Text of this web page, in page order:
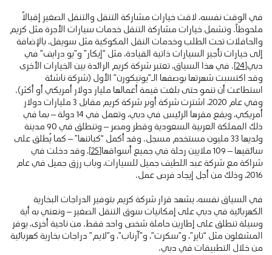
في الوقت نفسه، لاقت خيارات مشاركة التنقل والتنقل الصغير إقبالاً
ملحوظاً. وتشمل خيارات مشاركة التنقل خدمات سيارات الأجرة مثل كريم
والحافلات تحت الطلب وخدمات النقل المكوكية مثل سويفل، بالإضافة
إلى خيارات تأجير السيارات ذاتية القيادة، مثل “إيكار” و”يو درايف” في
دبي[24]
. في هذا السياق، تعتبر شركة كريم الرائدة بين الخيارات الأخرى
وقد اكتسبت شهرتها بوصفها الـ”يونيكورن” الأول (شركة ناشئة
استطاعت أن تنمو حتى بلغت قيمة أعمالها مليار دولار أمريكي أو أكثر).
وفي عام 2020، اشترت شركة أوبر شركة كريم مقابل 3 مليارات دولار
أمريكي، ويقع مقرها الرئيس في دبي، وتعمل في 14 دولة – بما في
ذلك المملكة العربية السعودية وقطر ومصر – وتنطلق في 90 مدينة
ولديها 33 مليون مستخدم مسجل. وقد أكمل “كباتنها” – كما يُطلق على
سائقيها – 109 ملايين رحلة في جميع أسواقها
[25]
، وقد دخلت في
شراكة مع شركة عبد اللطيف جميل للسيارات، وباب رزق جميل في عام
2016، وذلك من أجل إيجاد فرص عمل.
في السياق نفسه، يشهد قرار شركة كريم بتوفير الدراجات البخارية
الكهربائية في دبي على إمكانيات سوق التنقل الصغير – ونعني به أية
وسيلة تنطلق على إطارين حاملة شخص واحد فقط. من ناحية أخرى، يوفر
المشغلون مثل “تاير”، و”سكرت”، و”آرناب”، و”لايم” دراجات بخارية كهربائية
من خلال التطبيقات في دبي.